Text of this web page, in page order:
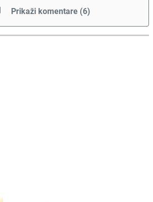
Prikaži komentare (6)